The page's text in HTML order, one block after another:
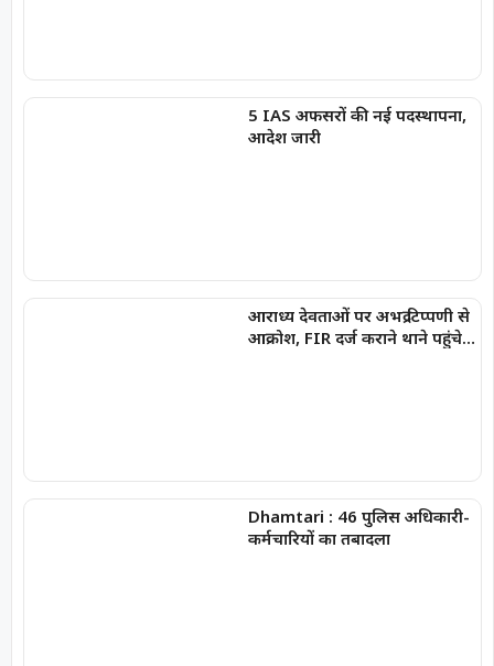
5 IAS अफसरों की नई पदस्थापना,
आदेश जारी
आराध्य देवताओं पर अभद्र टिप्पणी से
आक्रोश, FIR दर्ज कराने थाने पहुंचे
Dhamtari : 46 पुलिस अधिकारी-
कर्मचारियों का तबादला